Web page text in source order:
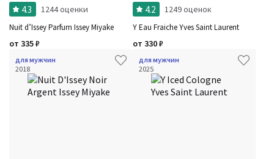
Фильтры Сбросить все
Количество оценок
Шлейф
4.3 1244 оценки
Nuit d’Issey Parfum Issey Miyake
от 335₽
4.2 1249 оценок
Y Eau Fraiche Yves Saint Laurent
от 330₽
для мужчин
2018
для мужчин
2025